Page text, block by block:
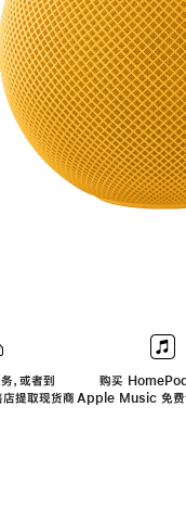
，或者到
提取现货商
购买
Apple Music 免费